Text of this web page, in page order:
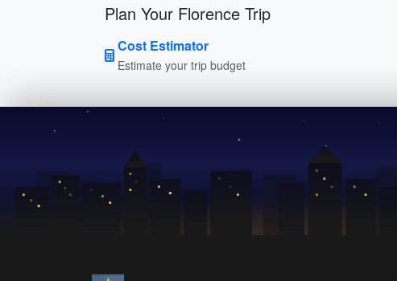
Plan Your Florence Trip
Cost Estimator
Estimate your trip budget